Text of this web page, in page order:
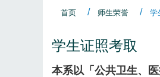
首页 师生荣誉 学
学生证照考取
本系以「公共卫生、